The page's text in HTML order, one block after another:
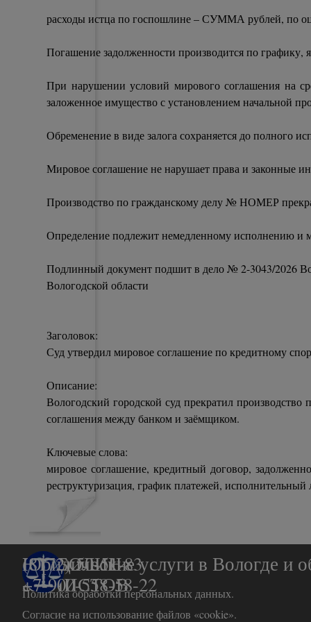
расходы истца по госпошлине – СУММА рублей, по
Погашение задолженности производится по
При нарушении условий мирового соглашения на
заложенное имущество с установлением начальной
Обременение в виде залога сохраняется до полного
Мировое соглашение не нарушает права и законные
Производство по гражданскому делу № НОМЕР
Определение подлежит немедленному исполнению и
Подлинный документ подшит в дело № 2-3043/2026
Вологодской области
Заголовок:
Суд утвердил мировое соглашение по кредитному
Описание:
Вологодский городской суд прекратил
соглашения между банком и заёмщиком.
Ключевые слова:
мировое соглашение, кредитный договор,
реструктуризация, график платежей,
БАРБОЛИН
&   ЧИСТОВ
(8172) 50-51-83
+7-900-558-58-22
Юридические услуги в Вологде и
Согласие на использование файлов «cookie».
Политика обработки персональных данных.